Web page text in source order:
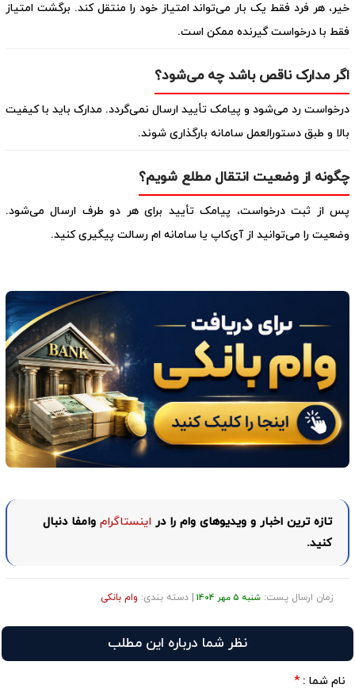
خیر، هر فرد فقط یک بار می‌تواند امتیاز خود را منتقل کند. برگشت امتیاز
فقط با درخواست گیرنده ممکن است.
اگر مدارک ناقص باشد چه می‌شود؟
درخواست رد می‌شود و پیامک تأیید ارسال نمی‌گردد. مدارک باید با کیفیت
بالا و طبق دستورالعمل سامانه بارگذاری شوند.
چگونه از وضعیت انتقال مطلع شویم؟
پس از ثبت درخواست، پیامک تأیید برای هر دو طرف ارسال می‌شود.
وضعیت را می‌توانید از آی‌کاپ یا سامانه ام رسالت پیگیری کنید.
تازه ترین اخبار و ویدیوهای وام را در اینستاگرام وامفا دنبال
کنید.
زمان ارسال پست: شنبه 5 مهر 1404 | دسته بندی: وام بانکی
نظر شما درباره این مطلب
نام شما : *